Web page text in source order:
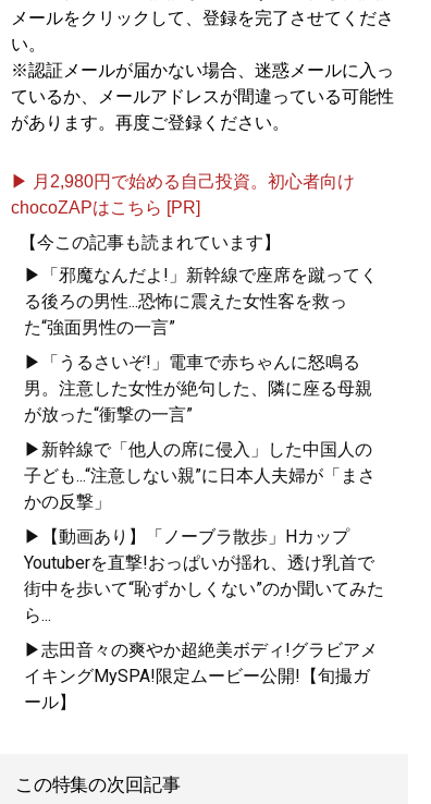
メールをクリックして、登録を完了させてくださ
い。
※認証メールが届かない場合、迷惑メールに入っ
ているか、メールアドレスが間違っている可能性
があります。再度ご登録ください。
▶ 月2,980円で始める自己投資。初心者向け
chocoZAPはこちら [PR]
【今この記事も読まれています】
▶「邪魔なんだよ!」新幹線で座席を蹴ってく
る後ろの男性...恐怖に震えた女性客を救っ
た“強面男性の一言”
▶「うるさいぞ!」電車で赤ちゃんに怒鳴る
男。注意した女性が絶句した、隣に座る母親
が放った“衝撃の一言”
▶新幹線で「他人の席に侵入」した中国人の
子ども...“注意しない親”に日本人夫婦が「まさ
かの反撃」
▶【動画あり】「ノーブラ散歩」Hカップ
Youtuberを直撃!おっぱいが揺れ、透け乳首で
街中を歩いて“恥ずかしくない”のか聞いてみた
ら...
▶志田音々の爽やか超絶美ボディ!グラビアメ
イキングMySPA!限定ムービー公開!【旬撮ガ
ール】
この特集の次回記事